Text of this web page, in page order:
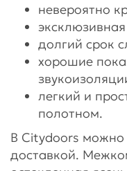
невероятно
долгий срок
хорошие
легкий и
полотном.
В Citydoors можно
доставкой.